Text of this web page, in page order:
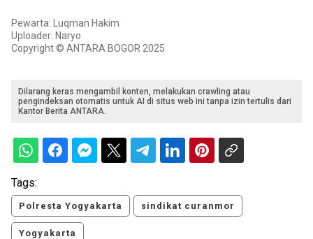
Pewarta: Luqman Hakim
Uploader: Naryo
Copyright © ANTARA BOGOR 2025
Dilarang keras mengambil konten, melakukan crawling atau
pengindeksan otomatis untuk AI di situs web ini tanpa izin tertulis dari
Kantor Berita ANTARA.
Tags:
Polresta Yogyakarta sindikat curanmor
Yogyakarta